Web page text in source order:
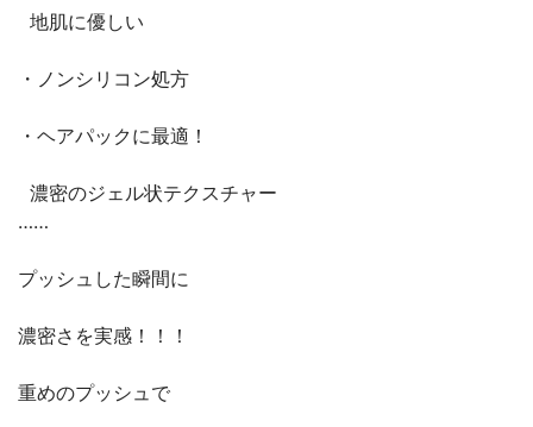
⁡ 地肌に優しい⁡
⁡・ノンシリコン処方⁡
⁡・ヘアパックに最適！⁡
⁡ 濃密のジェル状テクスチャー⁡
……⁡
⁡プッシュした瞬間に⁡
⁡濃密さを実感！！！⁡
⁡重めのプッシュで⁡